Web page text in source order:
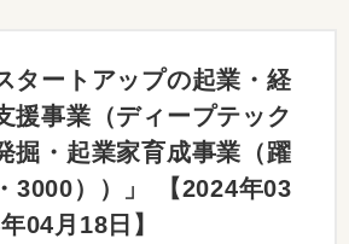
タートアップの起業・経
援事業（ディープテック
掘・起業家育成事業（躍
3000））」 【2024年03
04月18日】